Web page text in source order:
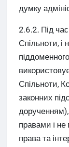
думку
2.6.2. Під
Спільноти, і
Спільноти,
законних
правами і не
права та